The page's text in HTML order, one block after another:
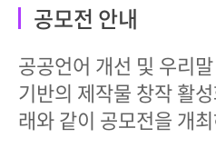
공모전 안내
공공언어 개선 및 우리
기반의 제작물 창작 활
래와 같이 공모전을 개